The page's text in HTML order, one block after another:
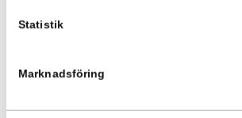
Statistik
Marknadsföring